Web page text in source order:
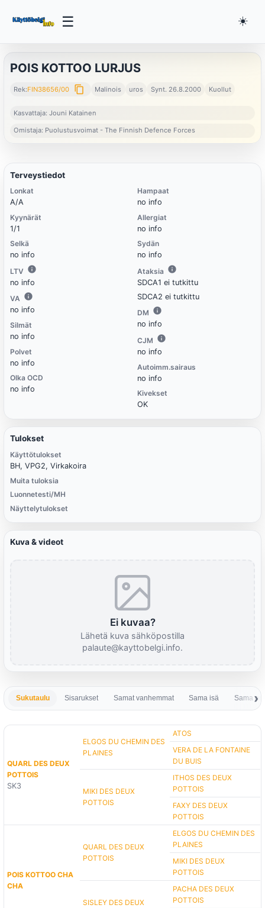
☰ ☀️
POIS KOTTOO LURJUS
Rek:FIN38656/00 content_copy Malinois uros Synt. 26.8.2000 Kuollut
Kasvattaja: Jouni Katainen
Omistaja: Puolustusvoimat - The Finnish Defence Forces
Terveystiedot
Lonkat
A/A
Kyynärät
1/1
Selkä
no info
LTV
no info
VA
no info
Silmät
no info
Polvet
no info
Olka OCD
no info
Hampaat
no info
Allergiat
no info
Sydän
no info
Ataksia
SDCA1 ei tutkittu
SDCA2 ei tutkittu
DM
no info
CJM
no info
Autoimm.sairaus
no info
Kivekset
OK
Tulokset
Käyttötulokset
BH, VPG2, Virkakoira
Muita tuloksia
Luonnetesti/MH
Näyttelytulokset
Kuva & videot
Ei kuvaa?
Lähetä kuva sähköpostilla
palaute@kayttobelgi.info.
Sukutaulu Sisarukset Samat vanhemmat Sama isä Sama
QUARL DES DEUX
POTTOIS
SK3
ELGOS DU CHEMIN DES
PLAINES
ATOS
VERA DE LA FONTAINE
DU BUIS
MIKI DES DEUX
POTTOIS
ITHOS DES DEUX
POTTOIS
FAXY DES DEUX
POTTOIS
POIS KOTTOO CHA
CHA
QUARL DES DEUX
POTTOIS
ELGOS DU CHEMIN DES
PLAINES
MIKI DES DEUX
POTTOIS
SISLEY DES DEUX
PACHA DES DEUX
POTTOIS